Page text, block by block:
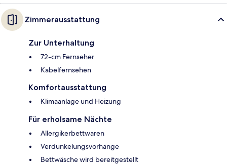
Zimmerausstattung
Zur Unterhaltung
72-cm Fernseher
Kabelfernsehen
Komfortausstattung
Klimaanlage und Heizung
Für erholsame Nächte
Allergikerbettwaren
Verdunkelungsvorhänge
Bettwäsche wird bereitgestellt